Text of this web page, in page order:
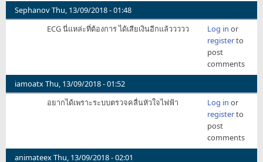
SephanovThu, 13/09/2018 - 01:48
ECG นี่แหล่ะที่ต้องการ ได้เสียเงินอีกแล้ววววว
Log in or
registerto
post
comments
iamoatxThu, 13/09/2018 - 01:52
อยากได้เพราะระบบตรวจคลื่นหัวใจไฟฟ้า
Log in or
registerto
post
comments
animateexThu, 13/09/2018 - 02:01